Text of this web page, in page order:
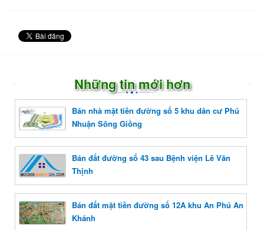
Những tin mới hơn
Bán nhà mặt tiền đường số 5 khu dân cư Phú
Nhuận Sông Giồng
Bán đất đường số 43 sau Bệnh viện Lê Văn
Thịnh
Bán đất mặt tiền đường số 12A khu An Phú An
Khánh